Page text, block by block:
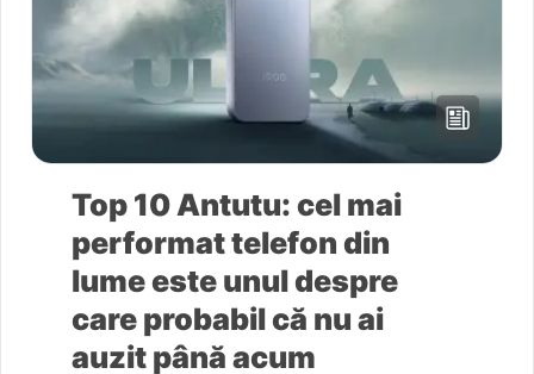
Top 10 Antutu: cel mai
performat telefon din
lume este unul despre
care probabil că nu ai
auzit până acum